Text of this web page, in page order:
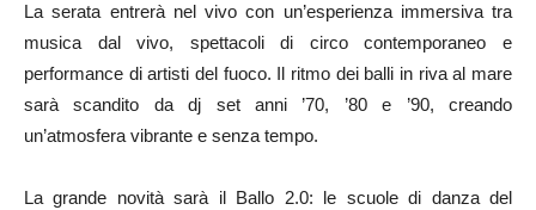
La serata entrerà nel vivo con un’esperienza immersiva tra
musica dal vivo, spettacoli di circo contemporaneo e
performance di artisti del fuoco. Il ritmo dei balli in riva al mare
sarà scandito da dj set anni ’70, ’80 e ’90, creando
un’atmosfera vibrante e senza tempo.
La grande novità sarà il Ballo 2.0: le scuole di danza del